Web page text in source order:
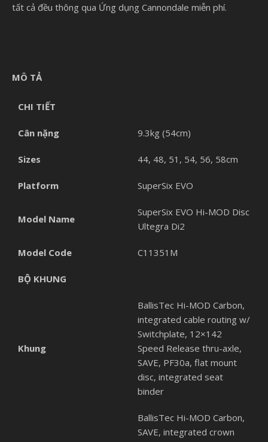
tất cả đều thông qua Ứng dụng Cannondale miễn phí.
MÔ TẢ
CHI TIẾT
Cân nặng 9.3kg (54cm)
Sizes 44, 48, 51, 54, 56, 58cm
Platform SuperSix EVO
Model Name
SuperSix EVO Hi-MOD Disc
Ultegra Di2
Model Code C11351M
BỘ KHUNG
Khung
BallisTec Hi-MOD Carbon,
integrated cable routing w/
Switchplate, 12×142
Speed Release thru-axle,
SAVE, PF30a, flat mount
disc, integrated seat
binder
BallisTec Hi-MOD Carbon,
SAVE, integrated crown